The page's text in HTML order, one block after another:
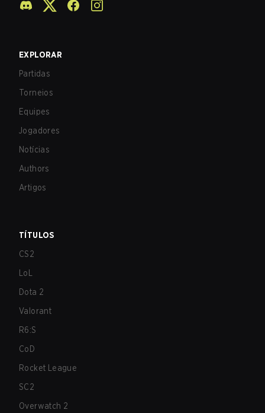
EXPLORAR
Partidas
Torneios
Equipes
Jogadores
Notícias
Authors
Artigos
TÍTULOS
CS2
LoL
Dota 2
Valorant
R6:S
CoD
Rocket League
SC2
Overwatch 2